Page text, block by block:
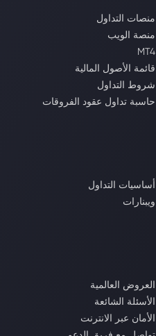
منصات التداول
منصة الويب
MT4
قائمة الأصول المالية
شروط التداول
حاسبة تداول عقود الفروقات
أساسيات التداول
ويبنارات
العروض العالمية
الأسئلة الشائعة
الأمان عبر الانترنت